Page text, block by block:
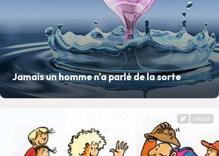
Jamais un homme n'a parlé de la sorte
article